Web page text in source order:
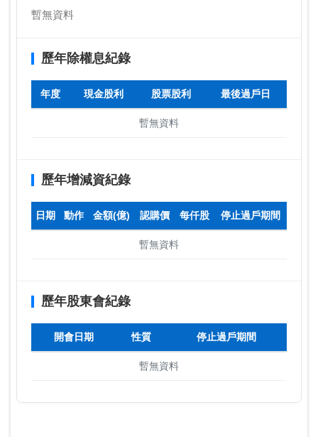
暫無資料
歷年除權息紀錄
年度 現金股利 股票股利 最後過戶日
暫無資料
歷年增減資紀錄
日期 動作 金額(億) 認購價 每仟股 停止過戶期間
暫無資料
歷年股東會紀錄
開會日期 性質 停止過戶期間
暫無資料